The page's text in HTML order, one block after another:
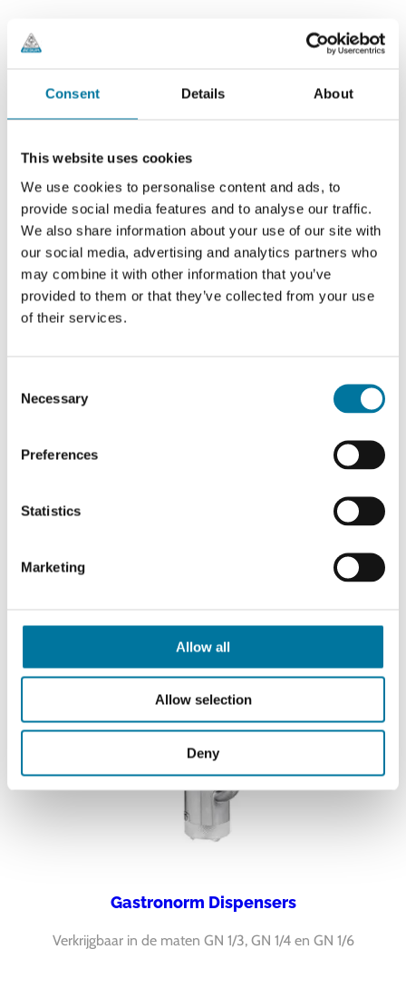
Consent Details About
This website uses cookies
We use cookies to personalise content and ads, to
provide social media features and to analyse our traffic.
We also share information about your use of our site with
our social media, advertising and analytics partners who
may combine it with other information that you’ve
provided to them or that they’ve collected from your use
of their services.
Selection
Necessary
Preferences
Statistics
Marketing
Allow all
Allow selection
Deny
DispoJet elektrische countertop
Gastronorm Dispensers
Verkrijgbaar in de maten GN 1/3, GN 1/4 en GN 1/6